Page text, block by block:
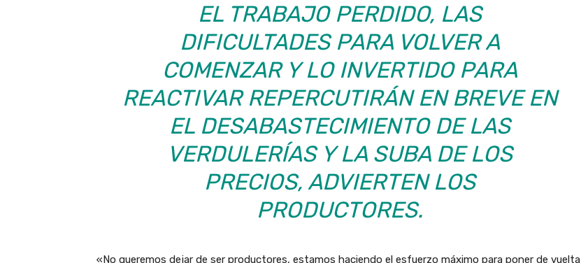
EL TRABAJO PERDIDO, LAS
DIFICULTADES PARA VOLVER A
COMENZAR Y LO INVERTIDO PARA
REACTIVAR REPERCUTIRÁN EN BREVE EN
EL DESABASTECIMIENTO DE LAS
VERDULERÍAS Y LA SUBA DE LOS
PRECIOS, ADVIERTEN LOS
PRODUCTORES.
«No queremos dejar de ser productores, estamos haciendo el esfuerzo máximo para poner de vuelta